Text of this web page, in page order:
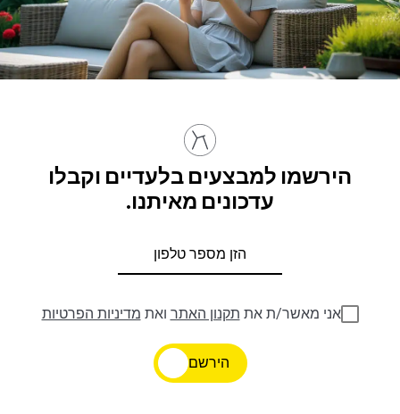
הירשמו למבצעים בלעדיים וקבלו
עדכונים מאיתנו.
אני מאשר/ת את תקנון האתר ואת מדיניות הפרטיות
הירשם